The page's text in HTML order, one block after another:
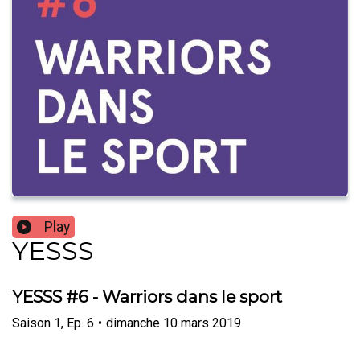
Play
YESSS
YESSS #6 - Warriors dans le sport
Saison 1, Ep. 6 • dimanche 10 mars 2019